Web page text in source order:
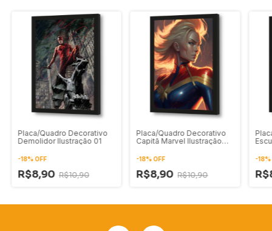
Placa/Quadro Decorativo
Demolidor Ilustração 01
-18%OFF
R$8,90 R$10,90
Placa/Quadro Decorativo
Capitã Marvel Ilustração
-18%OFF
R$8,90 R$10,90
-18%